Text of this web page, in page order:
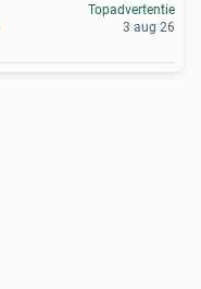
Topadvertentie
3 aug 26